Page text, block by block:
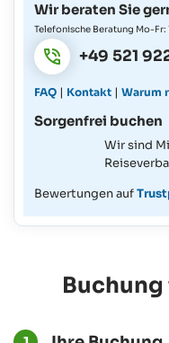
Wir beraten Sie
Telefonische Beratung Mo-Fr:
+49 521
FAQ | Kontakt | Warum
Sorgenfrei buchen
Wir sind
Bewertungen auf